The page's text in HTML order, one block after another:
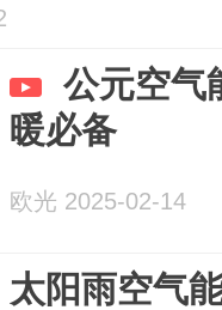
公元空气
暖必备
欧光 2025-02-14
太阳雨空气